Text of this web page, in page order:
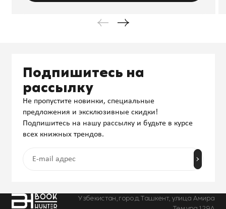
Узбекистан, город Ташкент, улица Амира
Подпишитесь на
рассылку
Не пропустите новинки, специальные
предложения и эксклюзивные скидки!
Подпишитесь на нашу рассылку и будьте в курсе
всех книжных трендов.